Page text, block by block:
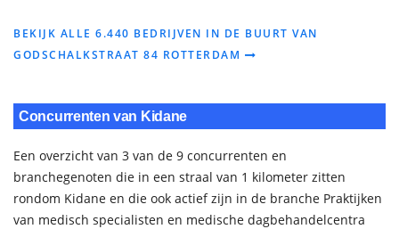
BEKIJK ALLE 6.440 BEDRIJVEN IN DE BUURT VAN
GODSCHALKSTRAAT 84 ROTTERDAM
Concurrenten van Kidane
Een overzicht van 3 van de 9 concurrenten en
branchegenoten die in een straal van 1 kilometer zitten
rondom Kidane en die ook actief zijn in de branche Praktijken
van medisch specialisten en medische dagbehandelcentra